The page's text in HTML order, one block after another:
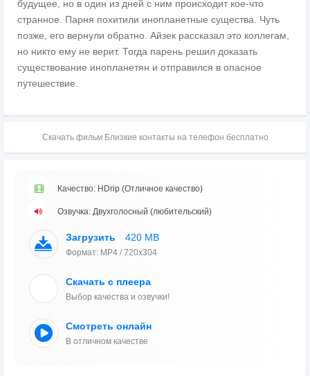
будущее, но в один из дней с ним происходит кое-что
странное. Парня похитили инопланетные существа. Чуть
позже, его вернули обратно. Айзек рассказал это коллегам,
но никто ему не верит. Тогда парень решил доказать
существование инопланетян и отправился в опасное
путешествие.
Скачать фильм Близкие контакты на телефон бесплатно
Качество: HDrip (Отличное качество)
Озвучка: Двухголосный (любительский)
Загрузить 420 MB
Формат: MP4 / 720x304
Скачать с плеера
Выбор качества и озвучки!
Смотреть онлайн
В отличном качестве